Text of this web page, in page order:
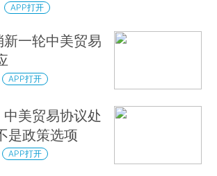
APP打开
一轮中美贸易
APP打开
美贸易协议处
是政策选项
APP打开